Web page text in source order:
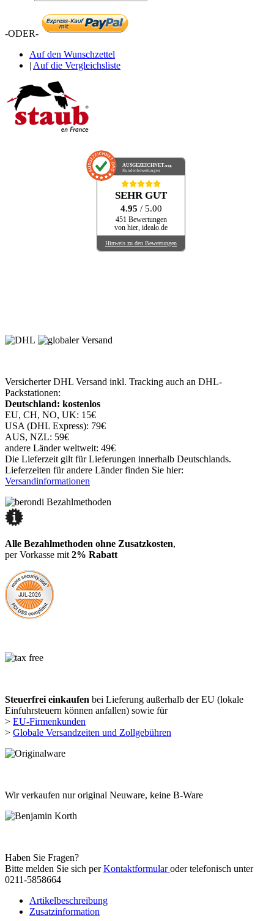
-ODER-
Auf den Wunschzettel
| Auf die Vergleichsliste
AUSGEZEICHNET.org
Kundenbewertungen
SEHR GUT
4.95 / 5.00
451 Bewertungen
von hier, idealo.de
Hinweis zu den Bewertungen
Versicherter DHL Versand inkl. Tracking auch an DHL-
Packstationen:
Deutschland: kostenlos
EU, CH, NO, UK: 15€
USA (DHL Express): 79€
AUS, NZL: 59€
andere Länder weltweit: 49€
Die Lieferzeit gilt für Lieferungen innerhalb Deutschlands.
Lieferzeiten für andere Länder finden Sie hier:
Versandinformationen
Alle Bezahlmethoden ohne Zusatzkosten,
per Vorkasse mit 2% Rabatt
Steuerfrei einkaufen bei Lieferung außerhalb der EU (lokale
Einfuhrsteuern können anfallen) sowie für
> EU-Firmenkunden
> Globale Versandzeiten und Zollgebühren
Wir verkaufen nur original Neuware, keine B-Ware
Haben Sie Fragen?
Bitte melden Sie sich perKontaktformularoder telefonisch unter
0211-5858664
Artikelbeschreibung
Zusatzinformation